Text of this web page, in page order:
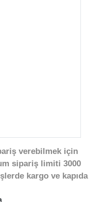
verebilmek için
sipariş limiti 3000
kargo ve kapıda